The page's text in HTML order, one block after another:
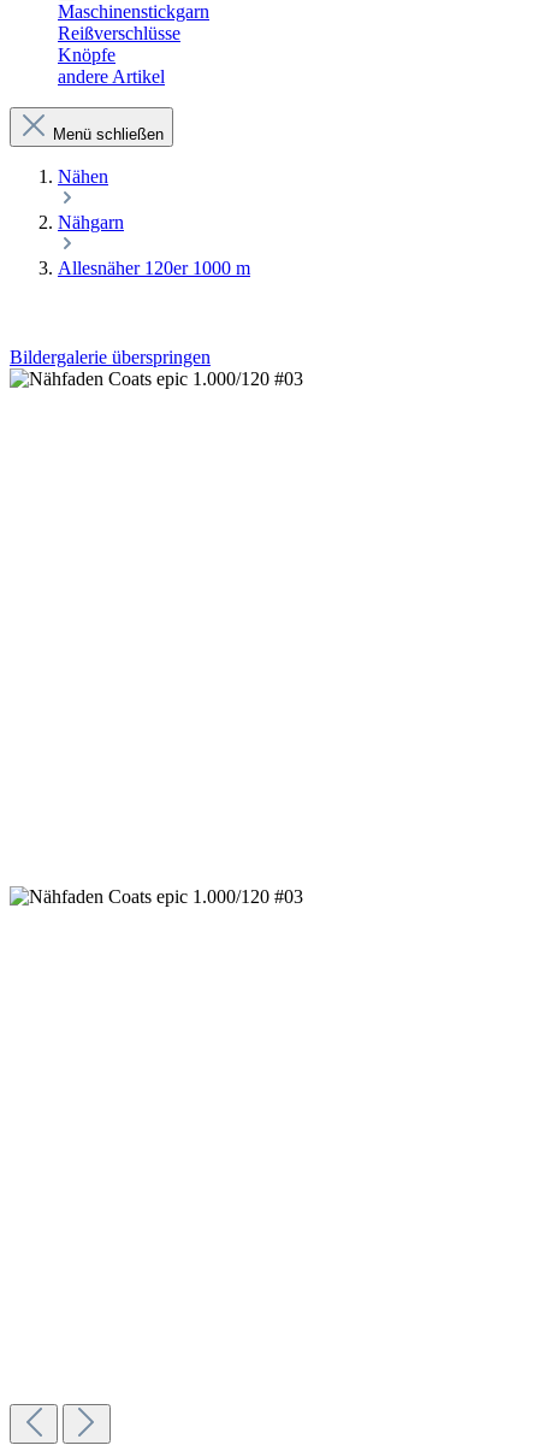
Maschinenstickgarn
Reißverschlüsse
Knöpfe
andere Artikel
Menü schließen
Nähen
Nähgarn
Allesnäher 120er 1000 m
Bildergalerie überspringen